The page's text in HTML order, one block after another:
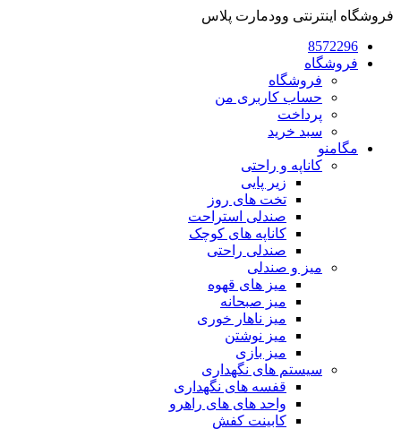
فروشگاه اینترنتی وودمارت پلاس
8572296
فروشگاه
فروشگاه
حساب کاربری من
پرداخت
سبد خرید
مگامنو
کاناپه و راحتی
زیر پایی
تخت های روز
صندلی استراحت
کاناپه های کوچک
صندلی راحتی
میز و صندلی
میز های قهوه
میز صبحانه
میز ناهار خوری
میز نوشتن
میز بازی
سیستم های نگهداری
قفسه های نگهداری
واحد های های راهرو
کابینت کفش